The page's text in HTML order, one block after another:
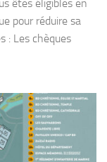
êtes éligibles en
pour réduire sa
: Les chèques